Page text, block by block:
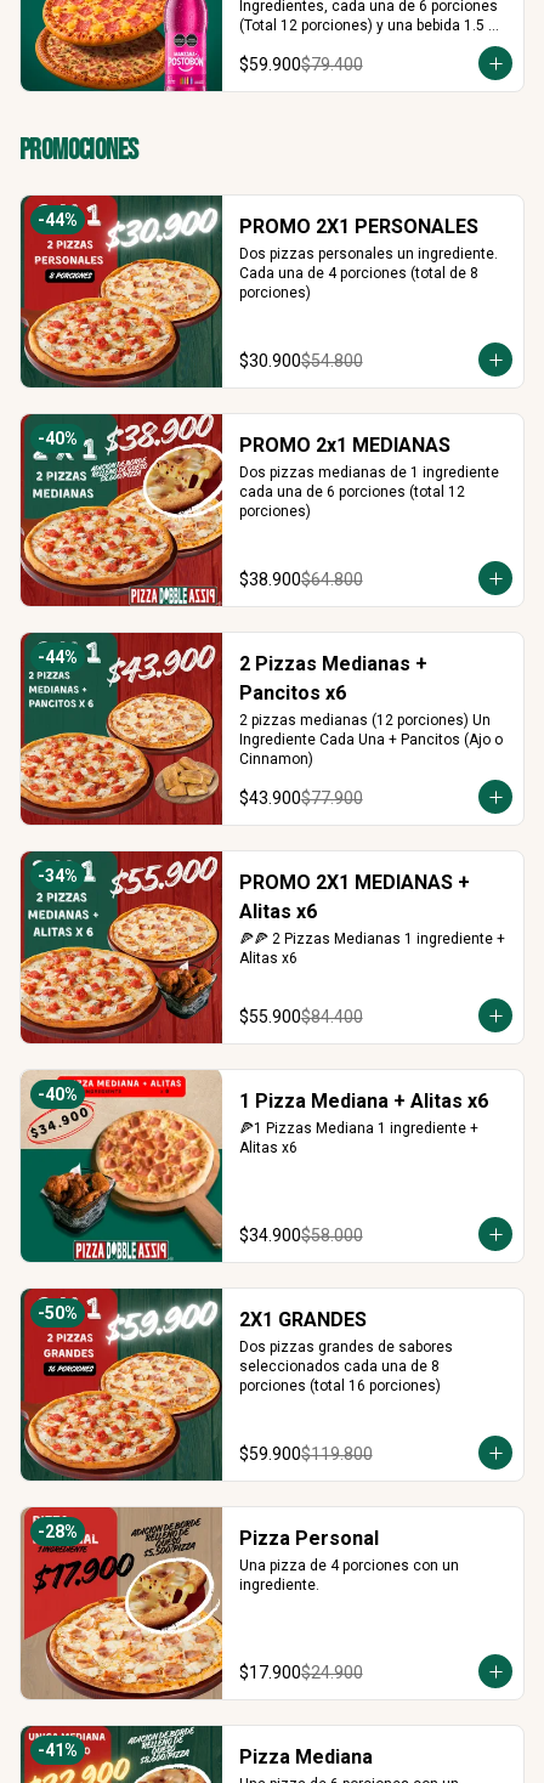
Ingredientes, cada una de 6 porciones
(Total 12 porciones) y una bebida 1.5
$59.900$79.400
Promociones
-44% PROMO 2X1 PERSONALES
Dos pizzas personales un ingrediente.
Cada una de 4 porciones (total de 8
porciones)
$30.900$54.800
-40% PROMO 2x1 MEDIANAS
Dos pizzas medianas de 1 ingrediente
cada una de 6 porciones (total 12
porciones)
$38.900$64.800
-44%
2 Pizzas Medianas +
Pancitos x6
2 pizzas medianas (12 porciones) Un
Ingrediente Cada Una + Pancitos (Ajo o
Cinnamon)
$43.900$77.900
-34%
PROMO 2X1 MEDIANAS +
Alitas x6
🍕🍕 2 Pizzas Medianas 1 ingrediente +
Alitas x6
$55.900$84.400
-40% 1 Pizza Mediana + Alitas x6
🍕1 Pizzas Mediana 1 ingrediente +
Alitas x6
$34.900$58.000
-50% 2X1 GRANDES
Dos pizzas grandes de sabores
seleccionados cada una de 8
porciones (total 16 porciones)
$59.900$119.800
-28% Pizza Personal
Una pizza de 4 porciones con un
ingrediente.
$17.900$24.900
-41% Pizza Mediana